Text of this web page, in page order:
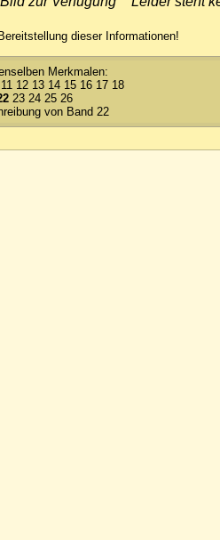
dieser Informationen!
Merkmalen:
11 12 13 14 15 16 17 18
23 24 25 26
von Band 22